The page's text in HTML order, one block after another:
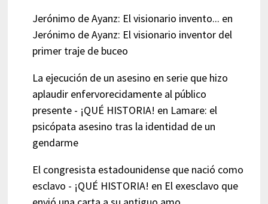
Jerónimo de Ayanz: El visionario invento... en
Jerónimo de Ayanz: El visionario inventor del
primer traje de buceo
La ejecución de un asesino en serie que hizo
aplaudir enfervorecidamente al público
presente - ¡QUÉ HISTORIA! en Lamare: el
psicópata asesino tras la identidad de un
gendarme
El congresista estadounidense que nació como
esclavo - ¡QUÉ HISTORIA! en El exesclavo que